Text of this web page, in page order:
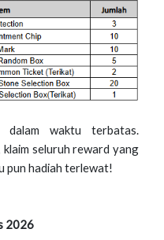
dalam waktu terbatas.
seluruh reward yang
pun hadiah terlewat!
2026